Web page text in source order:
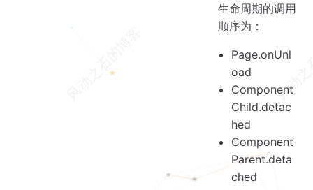
生命周期的调用
顺序为：
Page.onUnl
oad
Component
Child.detac
hed
Component
Parent.deta
ched